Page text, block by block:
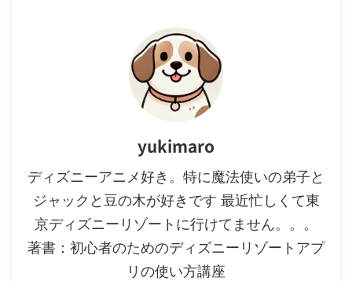
yukimaro
ディズニーアニメ好き。特に魔法使いの弟子と
ジャックと豆の木が好きです 最近忙しくて東
京ディズニーリゾートに行けてません。。。
著書：初心者のためのディズニーリゾートアプ
リの使い方講座